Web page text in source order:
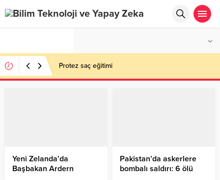
Protez saç eğitimi
Yeni Zelanda’da
Başbakan Ardern
Pakistan’da askerlere
bombalı saldırı: 6 ölü